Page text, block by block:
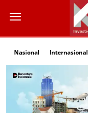
Nasional Internasional